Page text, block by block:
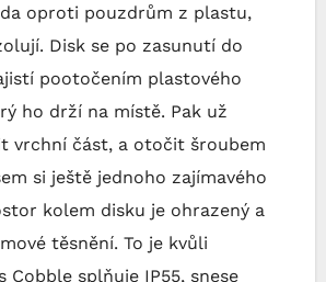
oproti pouzdrům z plastu,
Disk se po zasunutí do
pootočením plastového
ho drží na místě. Pak už
vrchní část, a otočit šroubem
si ještě jednoho zajímavého
kolem disku je ohrazený a
těsnění. To je kvůli
Cobble splňuje IP55, snese